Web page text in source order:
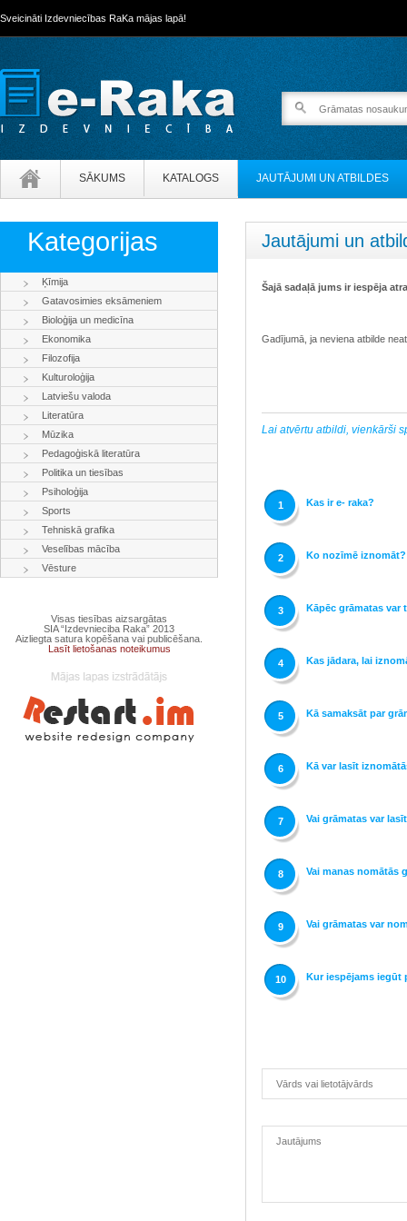
Sveicināti Izdevniecības RaKa mājas lapā!
SĀKUMS KATALOGS JAUTĀJUMI UN ATBILDES
Kategorijas
Ķīmija
Gatavosimies eksāmeniem
Bioloģija un medicīna
Ekonomika
Filozofija
Kulturoloģija
Latviešu valoda
Literatūra
Mūzika
Pedagoģiskā literatūra
Politika un tiesības
Psiholoģija
Sports
Tehniskā grafika
Veselības mācība
Vēsture
Visas tiesības aizsargātas
SIA “Izdevnieciba Raka” 2013
Aizliegta satura kopēšana vai publicēšana.
Lasīt lietošanas noteikumus
Jautājumi un
Šajā sadaļā jums ir iespēja
Gadījumā, ja neviena atbilde
Lai atvērtu atbildi, vienkārši
1 Kas ir e- raka?
2 Ko nozīmē iznomāt?
3 Kāpēc grāmatas var
4 Kas jādara, lai
5 Kā samaksāt par
6 Kā var lasīt
7 Vai grāmatas var
8 Vai manas nomātās
9 Vai grāmatas var
10 Kur iespējams iegūt